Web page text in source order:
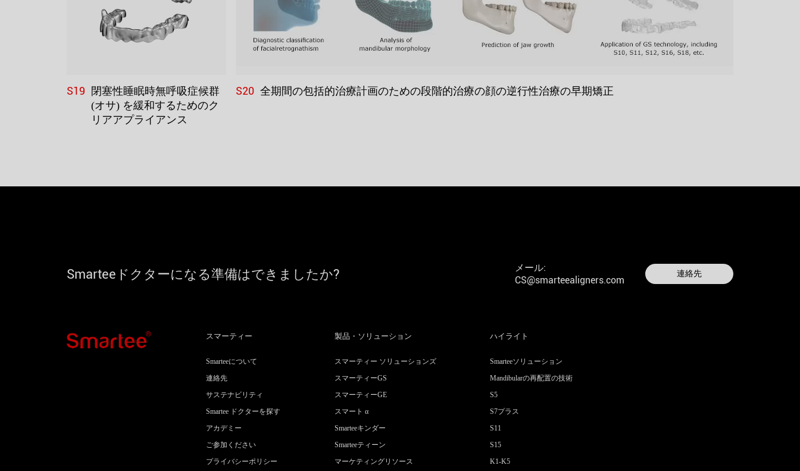
S19
閉塞性睡眠時無呼吸症候群
(オサ) を緩和するためのク
リアアプライアンス
S20 全期間の包括的治療計画のための段階的治療の顔の逆行性治療の早期矯正
Smarteeドクターになる準備はできましたか?
メール:
CS@smarteealigners.com
連絡先
スマーティー
Smarteeについて
連絡先
サステナビリティ
Smartee ドクターを探す
アカデミー
ご参加ください
プライバシーポリシー
製品・ソリューション
スマーティー ソリューションズ
スマーティーGS
スマーティーGE
スマート α
Smarteeキンダー
Smarteeティーン
マーケティングリソース
ハイライト
Smarteeソリューション
Mandibularの再配置の技術
S5
S7プラス
S11
S15
K1-K5